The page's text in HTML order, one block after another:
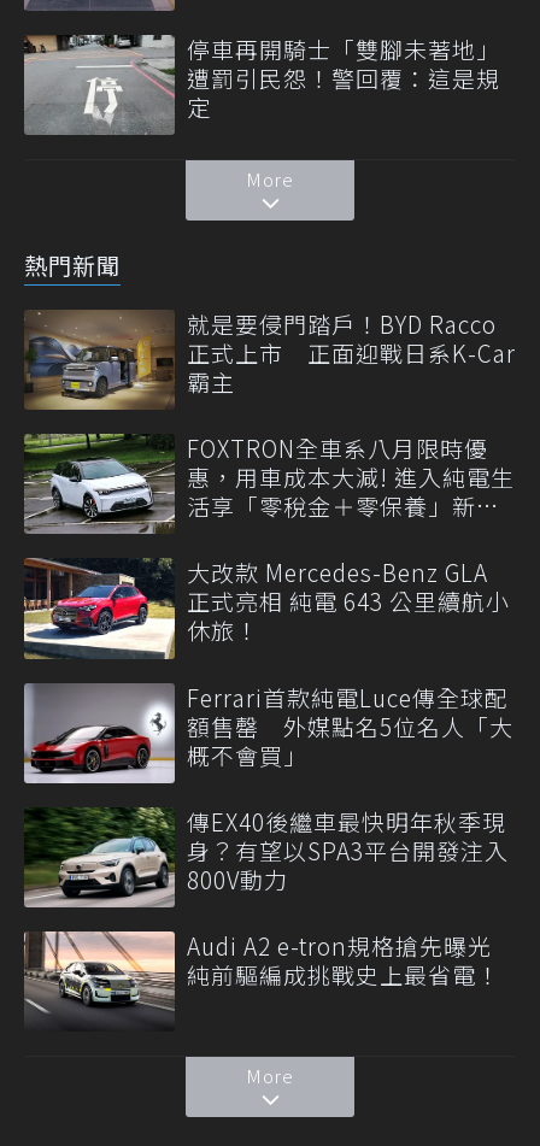
停車再開騎士「雙腳未著地」
遭罰引民怨！警回覆：這是規
定
More
熱門新聞
就是要侵門踏戶！BYD Racco
正式上市 正面迎戰日系K-Car
霸主
FOXTRON全車系八月限時優
惠，用車成本大減! 進入純電生
活享「零稅金＋零保養」新時
大改款 Mercedes-Benz GLA
正式亮相 純電 643 公里續航小
休旅！
Ferrari首款純電Luce傳全球配
額售罄 外媒點名5位名人「大
概不會買」
傳EX40後繼車最快明年秋季現
身？有望以SPA3平台開發注入
800V動力
Audi A2 e-tron規格搶先曝光
純前驅編成挑戰史上最省電！
More